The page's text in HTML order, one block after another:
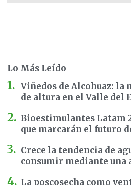
Lo Más Leído
Viñedos de Alcohuaz: la
de altura en el Valle del
Bioestimulantes Latam
que marcarán el futuro
Crece la tendencia de
consumir mediante una
La poscosecha como